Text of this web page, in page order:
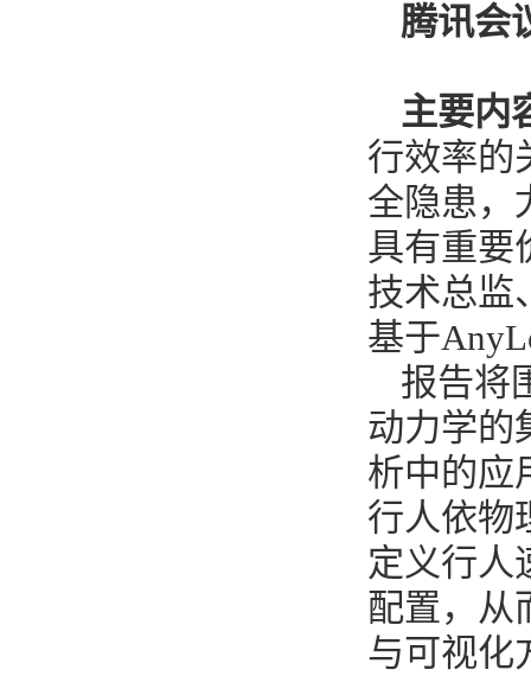
腾讯会
主要内
行效率的
全隐患，
具有重要
技术总监
基于
报告将
动力学的
析中的应
行人依物
定义行人
配置，从
与可视化